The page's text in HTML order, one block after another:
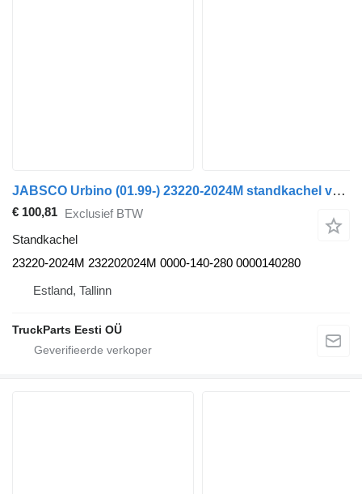
JABSCO Urbino (01.99-) 23220-2024M standkachel voor Solaris Urbino, Alpino, Vacanza (1999-) bus
€ 100,81 Exclusief BTW
Standkachel
23220-2024M 232202024M 0000-140-280 0000140280
Estland, Tallinn
TruckParts Eesti OÜ